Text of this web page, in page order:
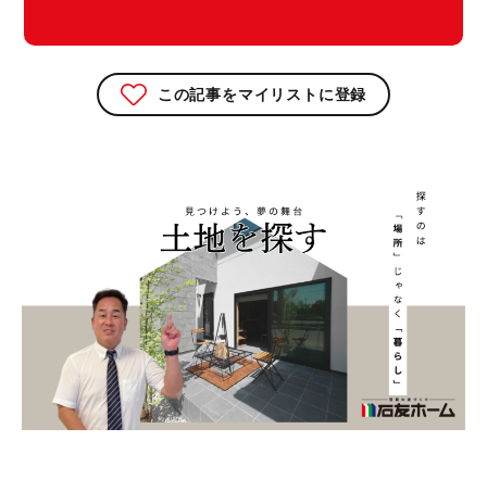
この記事をマイリストに登録